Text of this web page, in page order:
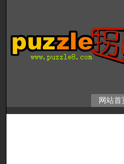
网站首